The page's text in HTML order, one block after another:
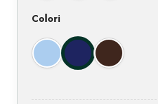
Colori